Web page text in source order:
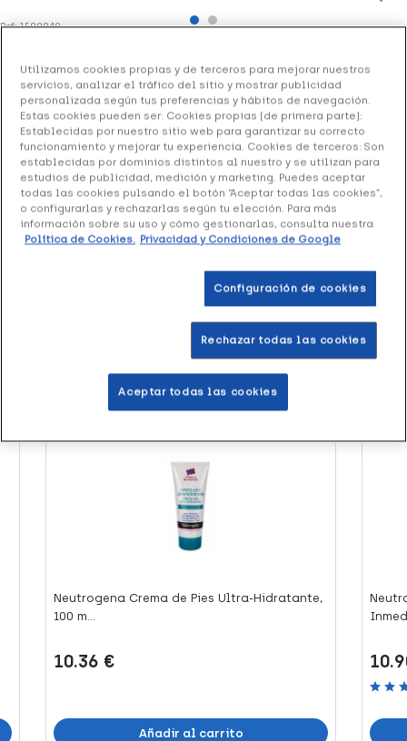
Ref: 1509949
Neutrogena Crema Pies para Durezas, 50 ml
9.99 €
Sin stock
+ 20 puntosHealthies
Esta Crema de Pies de Neutrogena reduce las durezas e
hidrata intensamente los pies, dejándolos intensamente
hidratados, con la piel renovada y mucho más suave.
Ayuda también a prevenir las durezas de forma efectiva.
Productos similares
Neutrogena Crema de Pies Ultra-Hidratante,
100 m...
10.36 €
Añadir al carrito
Utilizamos cookies propias y de terceros para mejorar nuestros
servicios, analizar el tráfico del sitio y mostrar publicidad
personalizada según tus preferencias y hábitos de navegación.
Estas cookies pueden ser: Cookies propias (de primera parte):
Establecidas por nuestro sitio web para garantizar su correcto
funcionamiento y mejorar tu experiencia. Cookies de terceros: Son
establecidas por dominios distintos al nuestro y se utilizan para
estudios de publicidad, medición y marketing. Puedes aceptar
todas las cookies pulsando el botón “Aceptar todas las cookies”,
o configurarlas y rechazarlas según tu elección. Para más
información sobre su uso y cómo gestionarlas, consulta nuestra
Política de Cookies. Privacidad y Condiciones de Google
Configuración de cookies
Rechazar todas las cookies
Aceptar todas las cookies